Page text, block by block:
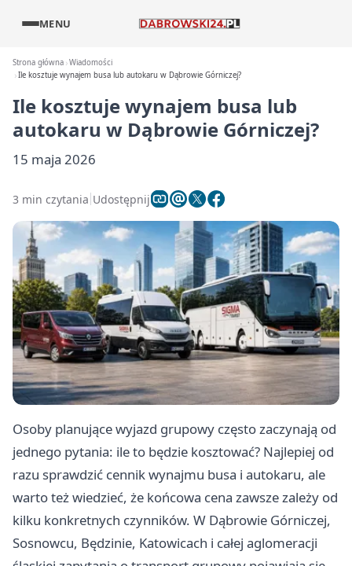
MENU
Strona główna Wiadomości
Ile kosztuje wynajem busa lub autokaru w Dąbrowie Górniczej?
Ile kosztuje wynajem busa lub
autokaru w Dąbrowie Górniczej?
15 maja 2026
3 min czytania Udostępnij
Osoby planujące wyjazd grupowy często zaczynają od
jednego pytania: ile to będzie kosztować? Najlepiej od
razu sprawdzić cennik wynajmu busa i autokaru, ale
warto też wiedzieć, że końcowa cena zawsze zależy od
kilku konkretnych czynników. W Dąbrowie Górniczej,
Sosnowcu, Będzinie, Katowicach i całej aglomeracji